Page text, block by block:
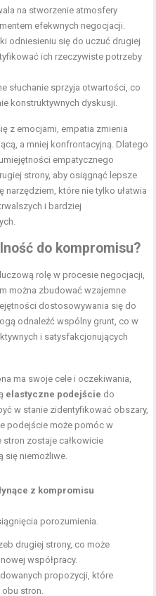
na stworzenie atmosfery
efekwnych negocjacji.
odniesieniu się do uczuć drugiej
ich rzeczywiste potrzeby
słuchanie sprzyja otwartości, co
konstruktywnych dyskusji.
z emocjami, empatia zmienia
a mniej konfrontacyjną. Dlatego
empatycznego
strony, aby osiągnąć lepsze
narzędziem, które nie tylko ułatwia
i bardziej
do kompromisu?
rolę w procesie negocjacji,
można zbudować wzajemne
dostosowywania się do
odnaleźć wspólny grunt, co w
i satysfakcjonujących
ma swoje cele i oczekiwania,
elastyczne podejście do
w stanie zidentyfikować obszary,
podejście może pomóc w
stron zostaje całkowicie
się niemożliwe.
z kompromisu
porozumienia.
drugiej strony, co może
współpracy.
propozycji, które
stron.